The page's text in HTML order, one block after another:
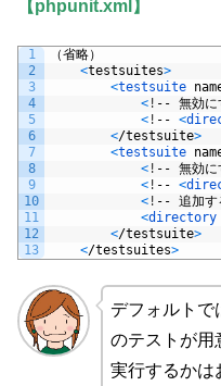
【phpunit.xml】
1
2
3
4
5
6
7
8
9
10
11
12
13
（省略）
<testsuites>
<testsuite
< ! -- 無効に
< ! -- <
</testsuite>
<testsuite
< ! -- 無効に
< ! -- <
< ! -- 追加す
<directory
</testsuite>
</testsuites>
デフォルトで
のテストが用
実行するかは